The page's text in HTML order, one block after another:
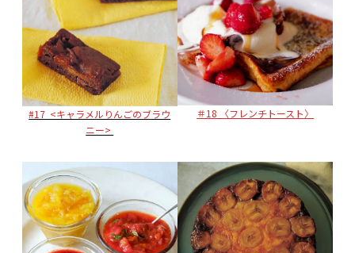
#17 <キャラメルりんごのブラウ
ニー>
＃18 〈フレンチトースト〉